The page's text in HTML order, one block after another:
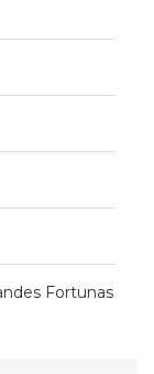
Fortunas